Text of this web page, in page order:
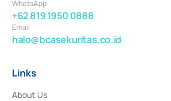
WhatsApp
+62 819 1950 0888
Email
halo@bcasekuritas.co.id
Links
About Us